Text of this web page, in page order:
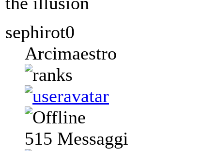
sephirot0
Arcimaestro
515 Messaggi